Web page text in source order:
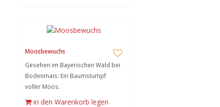
Moosbewuchs
Gesehen im Bayerischen Wald bei
Bodenmais: Ein Baumstumpf
voller Moos.
in den Warenkorb legen